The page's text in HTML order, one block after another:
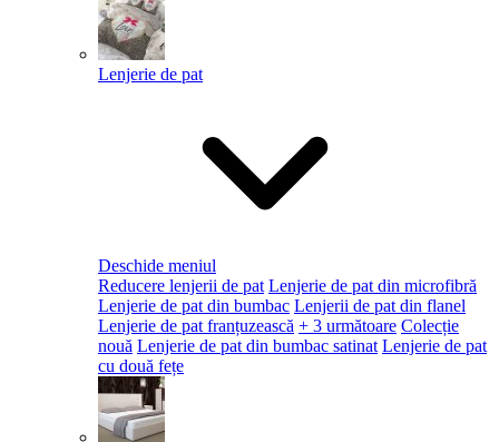
Lenjerie de pat
Deschide meniul
Reducere lenjerii de pat Lenjerie de pat din microfibră
Lenjerie de pat din bumbac Lenjerii de pat din flanel
Lenjerie de pat franțuzească + 3 următoare Colecție
nouă Lenjerie de pat din bumbac satinat Lenjerie de pat
cu două fețe